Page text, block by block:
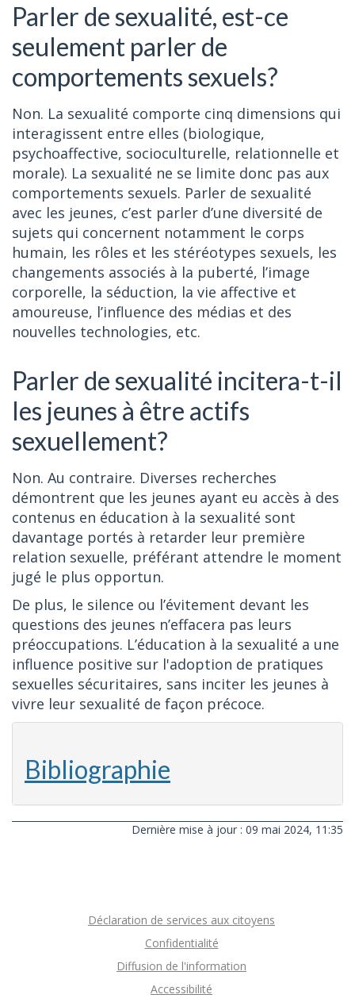
Parler de sexualité, est-ce
seulement parler de
comportements sexuels?
Non. La sexualité comporte cinq dimensions qui
interagissent entre elles (biologique,
psychoaffective, socioculturelle, relationnelle et
morale). La sexualité ne se limite donc pas aux
comportements sexuels. Parler de sexualité
avec les jeunes, c’est parler d’une diversité de
sujets qui concernent notamment le corps
humain, les rôles et les stéréotypes sexuels, les
changements associés à la puberté, l’image
corporelle, la séduction, la vie affective et
amoureuse, l’influence des médias et des
nouvelles technologies, etc.
Parler de sexualité incitera-t-il
les jeunes à être actifs
sexuellement?
Non. Au contraire. Diverses recherches
démontrent que les jeunes ayant eu accès à des
contenus en éducation à la sexualité sont
davantage portés à retarder leur première
relation sexuelle, préférant attendre le moment
jugé le plus opportun.
De plus, le silence ou l’évitement devant les
questions des jeunes n’effacera pas leurs
préoccupations. L’éducation à la sexualité a une
influence positive sur l'adoption de pratiques
sexuelles sécuritaires, sans inciter les jeunes à
vivre leur sexualité de façon précoce.
Bibliographie
Dernière mise à jour : 09 mai 2024, 11:35
Déclaration de services aux citoyens
Confidentialité
Diffusion de l'information
Accessibilité